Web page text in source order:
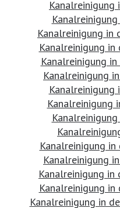
Kanalreinigung
Kanalreinigung in
Kanalreinigung
Kanalreinigung
Kanalreinigung
Kanalreinigung
Kanalreinigung in
Kanalreinigung
Kanalreinigung in
Kanalreinigung in
Kanalreinigung in